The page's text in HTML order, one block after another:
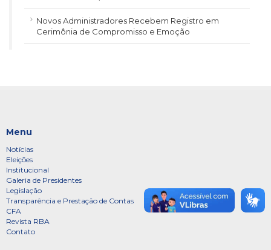
Novos Administradores Recebem Registro em
Cerimônia de Compromisso e Emoção
Menu
Notícias
Eleições
Institucional
Galeria de Presidentes
Legislação
Transparência e Prestação de Contas
CFA
Revista RBA
Contato